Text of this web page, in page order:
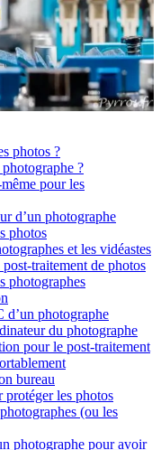
photos ?
?
pour les
d’un photographe
photos
et les vidéastes
traitement de photos
photographes
d’un photographe
du photographe
pour le post-traitement
bureau
protéger les photos
(ou les
photographe pour avoir